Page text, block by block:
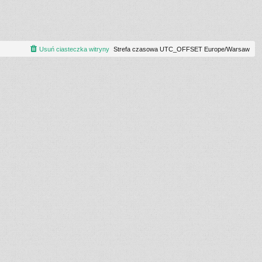
Strefa czasowa UTC_OFFSET Europe/Warsaw
Usuń ciasteczka witryny